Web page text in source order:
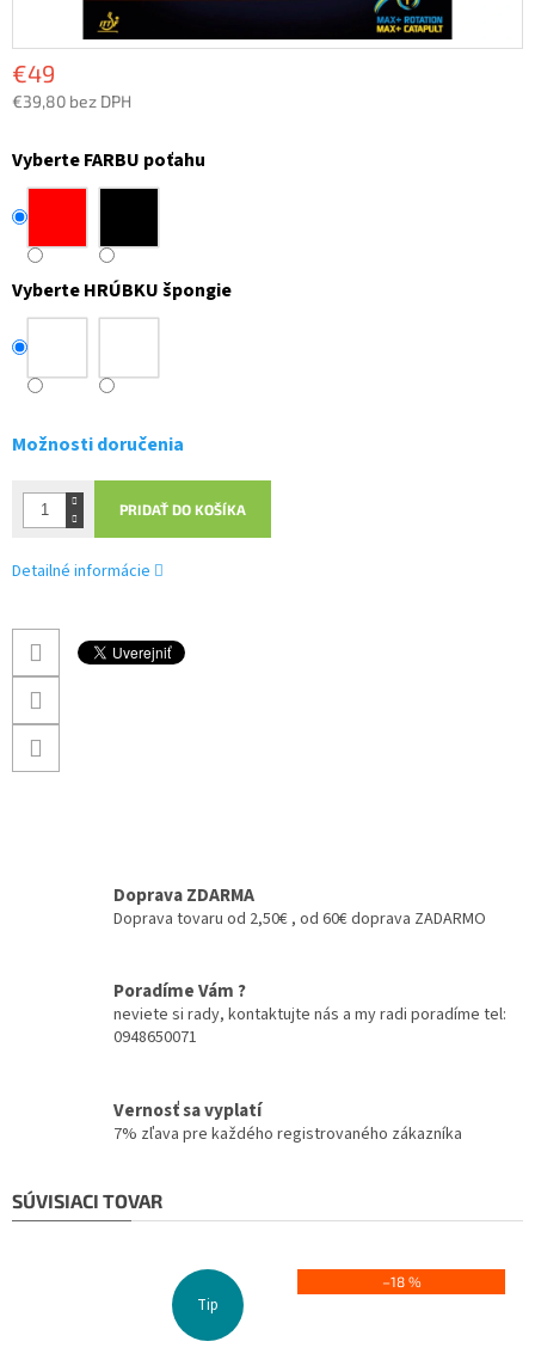
€49
€39,80 bez DPH
cena:
Vyberte FARBU poťahu
Vyberte HRÚBKU špongie
Možnosti doručenia
PRIDAŤ DO KOŠÍKA
Detailné informácie
Doprava ZDARMA
Doprava tovaru od 2,50€ , od 60€ doprava ZADARMO
Poradíme Vám ?
neviete si rady, kontaktujte nás a my radi poradíme tel:
0948650071
Vernosť sa vyplatí
7% zľava pre každého registrovaného zákazníka
SÚVISIACI TOVAR
Tip
–18 %